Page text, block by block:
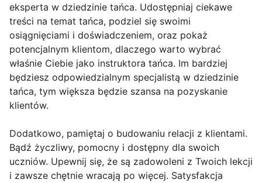
eksperta w dziedzinie tańca. Udostępniaj ciekawe
treści na temat tańca, podziel się swoimi
osiągnięciami i doświadczeniem, oraz pokaż
potencjalnym klientom, dlaczego warto wybrać
właśnie Ciebie jako instruktora tańca. Im bardziej
będziesz odpowiedzialnym specjalistą w dziedzinie
tańca, tym większa będzie szansa na pozyskanie
klientów.
Dodatkowo, pamiętaj o budowaniu relacji z klientami.
Bądź życzliwy, pomocny i dostępny dla swoich
uczniów. Upewnij się, że są zadowoleni z Twoich lekcji
i zawsze chętnie wracają po więcej. Satysfakcja